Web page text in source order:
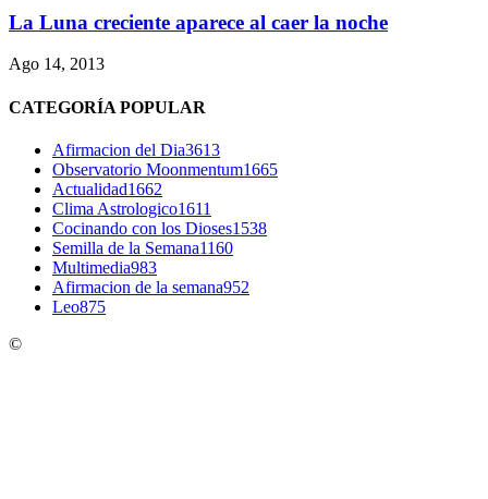
La Luna creciente aparece al caer la noche
Ago 14, 2013
CATEGORÍA POPULAR
Afirmacion del Dia3613
Observatorio Moonmentum1665
Actualidad1662
Clima Astrologico1611
Cocinando con los Dioses1538
Semilla de la Semana1160
Multimedia983
Afirmacion de la semana952
Leo875
©